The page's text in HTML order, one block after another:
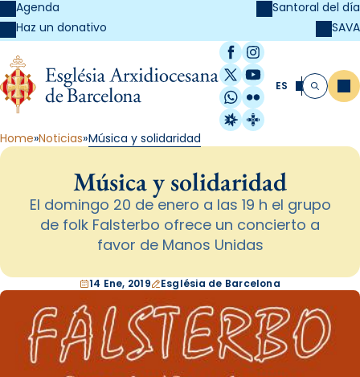
Agenda
Haz un donativo
Santoral del día
SAVA
Facebook
Instagram
X / Twitter
YouTube
WhatsApp
Flickr
Radio Estel
Catalunya
ES Buscar
Home Noticias Música y solidaridad
Música y solidaridad
El domingo 20 de enero a las 19 h el grupo
de folk Falsterbo ofrece un concierto a
favor de Manos Unidas
14 Ene, 2019 Església de Barcelona